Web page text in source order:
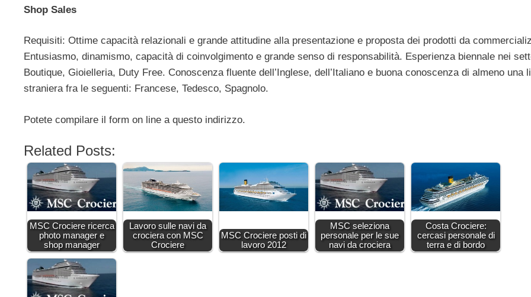
Shop Sales
Requisiti: Ottime capacità relazionali e grande attitudine alla presentazione e proposta dei prodotti da
Entusiasmo, dinamismo, capacità di coinvolgimento e grande senso di responsabilità. Esperienza biennale nei
Boutique, Gioielleria, Duty Free. Conoscenza fluente dell’Inglese, dell’Italiano e buona conoscenza di almeno una
straniera fra le seguenti: Francese, Tedesco, Spagnolo.
Potete compilare il form on line a questo indirizzo.
Related Posts:
MSC Crociere ricerca
photo manager e
shop manager
Lavoro sulle navi da
crociera con MSC
Crociere
MSC Crociere posti di
lavoro 2012
MSC seleziona
personale per le sue
navi da crociera
Costa Crociere:
cercasi personale di
terra e di bordo